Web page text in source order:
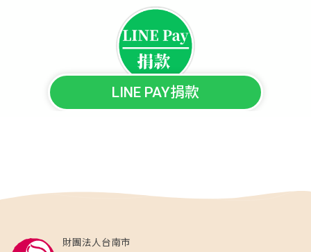
LINE PAY捐款
財團法人台南市